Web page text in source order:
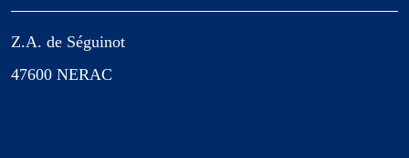
Z.A. de Séguinot
47600 NERAC